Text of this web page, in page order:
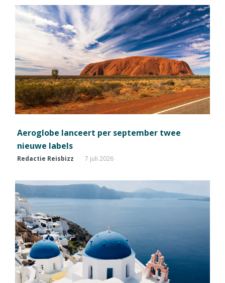
Aeroglobe lanceert per september twee
nieuwe labels
Redactie Reisbizz 7 juli 2026